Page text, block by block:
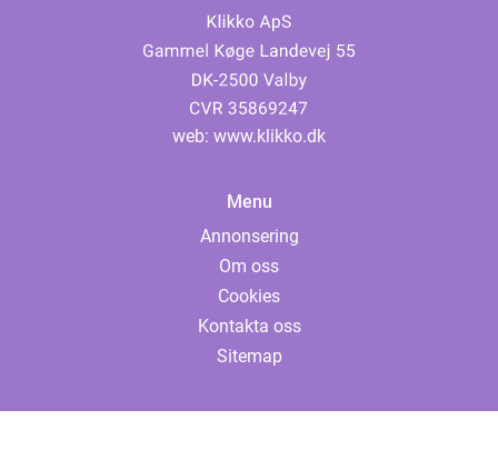
web: www.klikko.dk
Menu
Annonsering
Om oss
Cookies
Kontakta oss
Sitemap